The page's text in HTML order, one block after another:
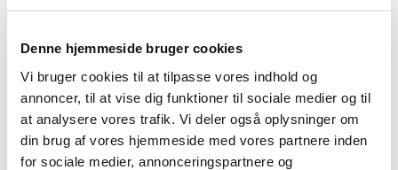
Denne hjemmeside bruger cookies
Vi bruger cookies til at tilpasse vores indhold og
annoncer, til at vise dig funktioner til sociale medier og til
at analysere vores trafik. Vi deler også oplysninger om
din brug af vores hjemmeside med vores partnere inden
for sociale medier, annonceringspartnere og
(60 ft).
Selvnivellering – automatisk nivellering inden for ±3°
sikrer rette linjer; optiske og akustiske alarmer fortæller, når
instrumentet er ude af niveau.
– IP54‑klassificeret hus og
driftstemperatur fra −10 °C til 40 °C gør den egnet til
forskellige arbejdsmiljøer.
EAN-nr. 717887098036
Bedst sælgende i Streg- og krydslasere